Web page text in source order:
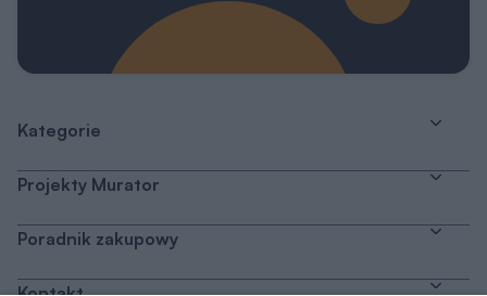
Kategorie
Projekty Murator
Poradnik zakupowy